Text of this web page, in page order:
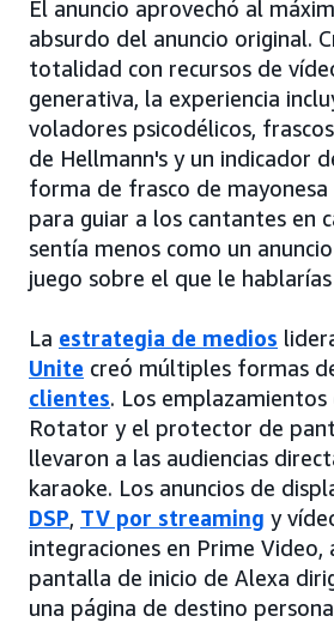
El anuncio aprovechó al
absurdo del anuncio original.
totalidad con recursos de
generativa, la experiencia
voladores psicodélicos,
de Hellmann's y un indicador
forma de frasco de
para guiar a los cantantes en
sentía menos como un
juego sobre el que le
La estrategia de medios
Unite creó múltiples formas
clientes. Los
Rotator y el protector de
llevaron a las audiencias
karaoke. Los anuncios de
DSP, TV por streaming y
integraciones en Prime Video,
pantalla de inicio de Alexa
una página de destino